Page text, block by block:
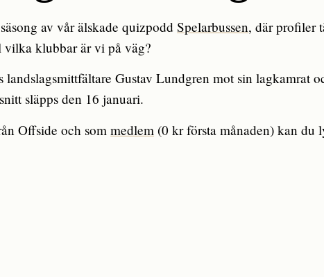
av vår älskade quizpoddSpelarbussen, där profiler
klubbar är vi på väg?
landslagsmittfältare Gustav Lundgren mot sin lagkamrat
släpps den 16 januari.
Offside och sommedlem (0 kr första månaden) kan du